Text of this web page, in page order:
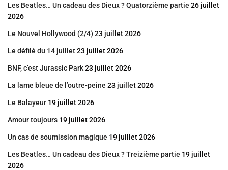
Les Beatles… Un cadeau des Dieux ? Quatorzième partie 26 juillet
2026
Le Nouvel Hollywood (2/4) 23 juillet 2026
Le défilé du 14 juillet23 juillet 2026
BNF, c’est Jurassic Park23 juillet 2026
La lame bleue de l’outre-peine 23 juillet 2026
Le Balayeur 19 juillet 2026
Amour toujours 19 juillet 2026
Un cas de soumission magique 19 juillet 2026
Les Beatles… Un cadeau des Dieux ? Treizième partie 19 juillet
2026